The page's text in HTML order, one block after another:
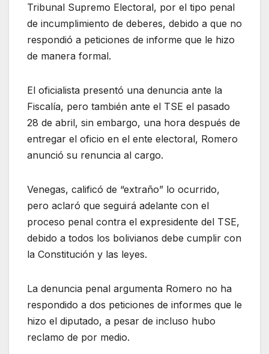
Tribunal Supremo Electoral, por el tipo penal
de incumplimiento de deberes, debido a que no
respondió a peticiones de informe que le hizo
de manera formal.
El oficialista presentó una denuncia ante la
Fiscalía, pero también ante el TSE el pasado
28 de abril, sin embargo, una hora después de
entregar el oficio en el ente electoral, Romero
anunció su renuncia al cargo.
Venegas, calificó de “extraño” lo ocurrido,
pero aclaró que seguirá adelante con el
proceso penal contra el expresidente del TSE,
debido a todos los bolivianos debe cumplir con
la Constitución y las leyes.
La denuncia penal argumenta Romero no ha
respondido a dos peticiones de informes que le
hizo el diputado, a pesar de incluso hubo
reclamo de por medio.